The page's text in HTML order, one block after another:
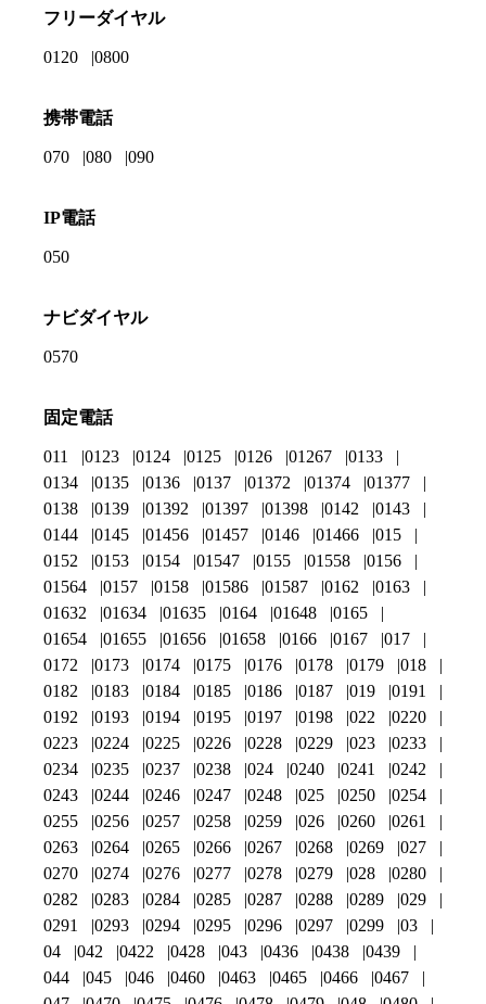
フリーダイヤル
0120 0800
携帯電話
070 080 090
IP電話
050
ナビダイヤル
0570
固定電話
011 0123 0124 0125 0126 01267
0133
0134
0135 0136 0137 01372 01374
01377
0138
0139 01392 01397 01398 0142
0143
0144
0145 01456 01457 0146 01466
015
0152
0153 0154 01547 0155 01558
0156
01564
0157 0158 01586 01587 0162
0163
01632
01634 01635 0164 01648
0165
01654
01655 01656 01658 0166 0167
017
0172
0173 0174 0175 0176 0178 0179
018
0182
0183 0184 0185 0186 0187 019
0191
0192
0193 0194 0195 0197 0198 022
0220
0223
0224 0225 0226 0228 0229 023
0233
0234
0235 0237 0238 024 0240 0241
0242
0243
0244 0246 0247 0248 025 0250
0254
0255
0256 0257 0258 0259 026 0260
0261
0263
0264 0265 0266 0267 0268 0269
027
0270
0274 0276 0277 0278 0279 028
0280
0282
0283 0284 0285 0287 0288 0289
029
0291
0293 0294 0295 0296 0297 0299
03
04
042 0422 0428 043 0436 0438
0439
044
045 046 0460 0463 0465 0466
0467